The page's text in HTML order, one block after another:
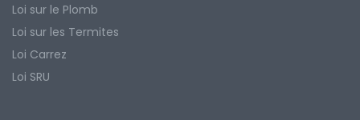
Loi sur le Plomb
Loi sur les Termites
Loi Carrez
Loi SRU